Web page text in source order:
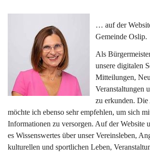
… auf der
Gemeinde Oslip.
Als
unsere digitalen
Mitteilungen,
Veranstaltungen
zu erkunden.
möchte ich ebenso sehr empfehlen, um sich
Informationen zu versorgen. Auf der Website
es Wissenswertes über unser Vereinsleben,
kulturellen und sportlichen Leben,